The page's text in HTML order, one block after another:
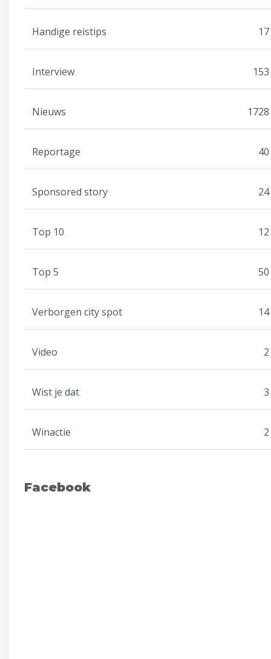
Handige reistips 17
Interview 153
Nieuws 1728
Reportage 40
Sponsored story 24
Top 10 12
Top 5 50
Verborgen city spot 14
Video 2
Wist je dat 3
Winactie 2
Facebook